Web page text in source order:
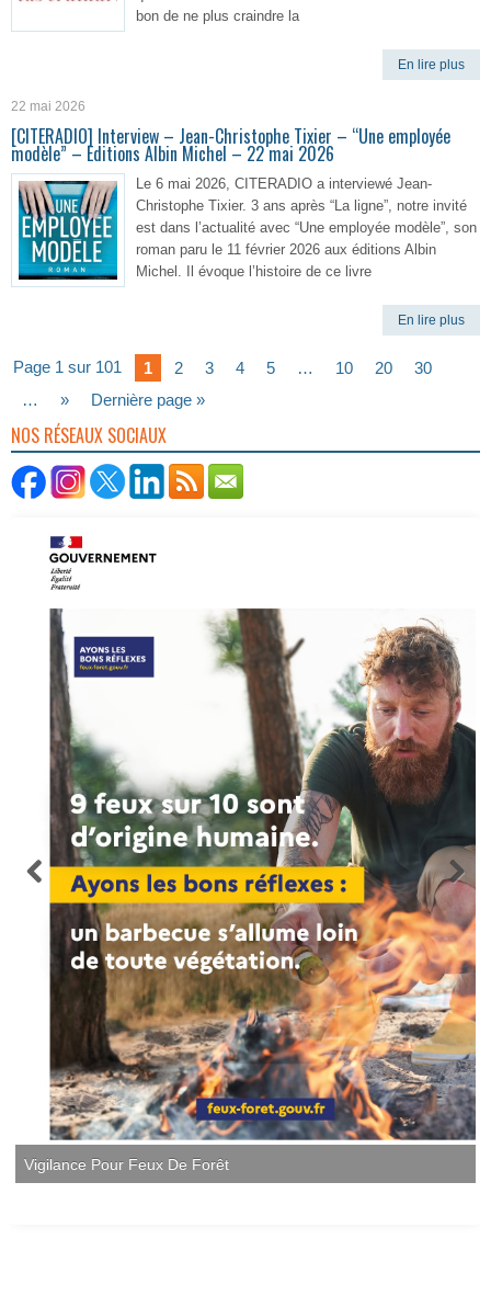
bon de ne plus craindre la
En lire plus
22 mai 2026
[CITERADIO] Interview – Jean-Christophe Tixier – “Une employée
modèle” – Editions Albin Michel – 22 mai 2026
Le 6 mai 2026, CITERADIO a interviewé Jean-
Christophe Tixier. 3 ans après “La ligne”, notre invité
est dans l’actualité avec “Une employée modèle”, son
roman paru le 11 février 2026 aux éditions Albin
Michel. Il évoque l’histoire de ce livre
En lire plus
Page 1 sur 101 1 2 3 4 5 … 10 20
30
…
» Dernière page »
NOS RÉSEAUX SOCIAUX